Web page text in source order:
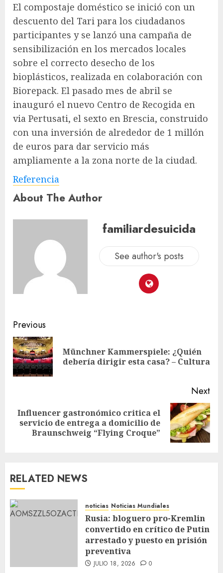
El compostaje doméstico se inició con un
descuento del Tari para los ciudadanos
participantes y se lanzó una campaña de
sensibilización en los mercados locales
sobre el correcto desecho de los
bioplásticos, realizada en colaboración con
Biorepack. El pasado mes de abril se
inauguró el nuevo Centro de Recogida en
via Pertusati, el sexto en Brescia, construido
con una inversión de alrededor de 1 millón
de euros para dar servicio más
ampliamente a la zona norte de la ciudad.
Referencia
About The Author
familiardesuicida
See author's posts
Previous
Münchner Kammerspiele: ¿Quién
debería dirigir esta casa? – Cultura
Next
Influencer gastronómico critica el
servicio de entrega a domicilio de
Braunschweig “Flying Croque”
RELATED NEWS
noticias Noticias Mundiales
Rusia: bloguero pro-Kremlin
convertido en crítico de Putin
arrestado y puesto en prisión
preventiva
JULIO 18, 2026 0